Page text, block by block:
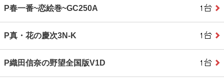
P春一番~恋絵巻~GC250A
P真・花の慶次3N-K
P織田信奈の野望全国版V1D